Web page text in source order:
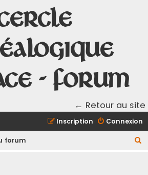
- Forum
← Retour au site
Connexion
Inscription
forum